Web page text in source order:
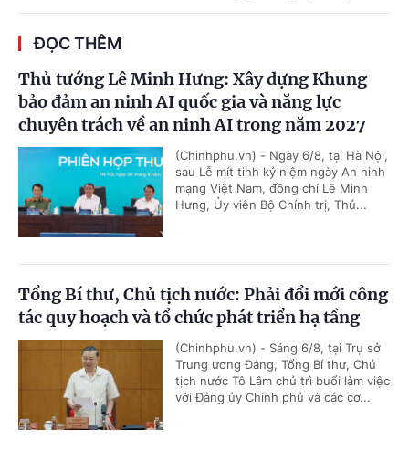
ĐỌC THÊM
Thủ tướng Lê Minh Hưng: Xây dựng Khung
bảo đảm an ninh AI quốc gia và năng lực
chuyên trách về an ninh AI trong năm 2027
(Chinhphu.vn) - Ngày 6/8, tại Hà Nội,
sau Lễ mít tinh kỷ niệm ngày An ninh
mạng Việt Nam, đồng chí Lê Minh
Hưng, Ủy viên Bộ Chính trị, Thủ...
Tổng Bí thư, Chủ tịch nước: Phải đổi mới công
tác quy hoạch và tổ chức phát triển hạ tầng
(Chinhphu.vn) - Sáng 6/8, tại Trụ sở
Trung ương Đảng, Tổng Bí thư, Chủ
tịch nước Tô Lâm chủ trì buổi làm việc
với Đảng ủy Chính phủ và các cơ...